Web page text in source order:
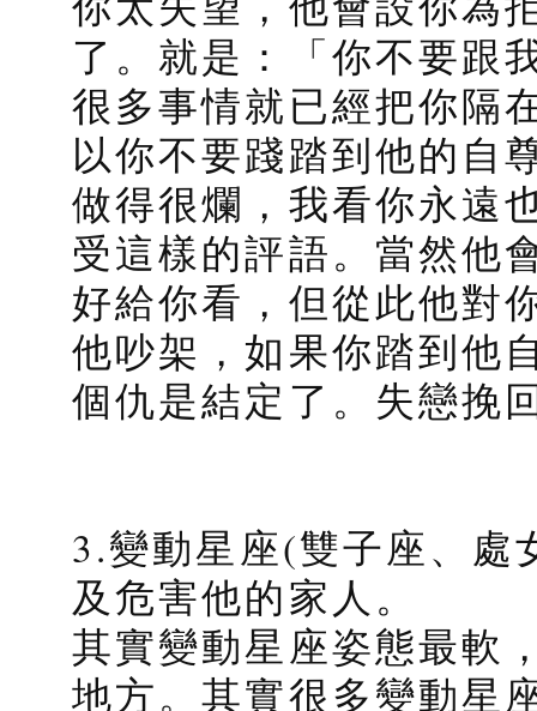
了。就是：「你不要跟
很多事情就已經把你隔
以你不要踐踏到他的自
做得很爛，我看你永遠
受這樣的評語。當然他
好給你看，但從此他對
他吵架，如果你踏到他
個仇是結定了。失戀挽
3.變動星座(雙子座、處
及危害他的家人。
其實變動星座姿態最軟
地方。其實很多變動星